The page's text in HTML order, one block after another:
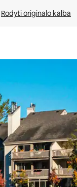
Rodyti originalo kalba